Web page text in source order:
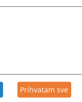
Prihvatam sve